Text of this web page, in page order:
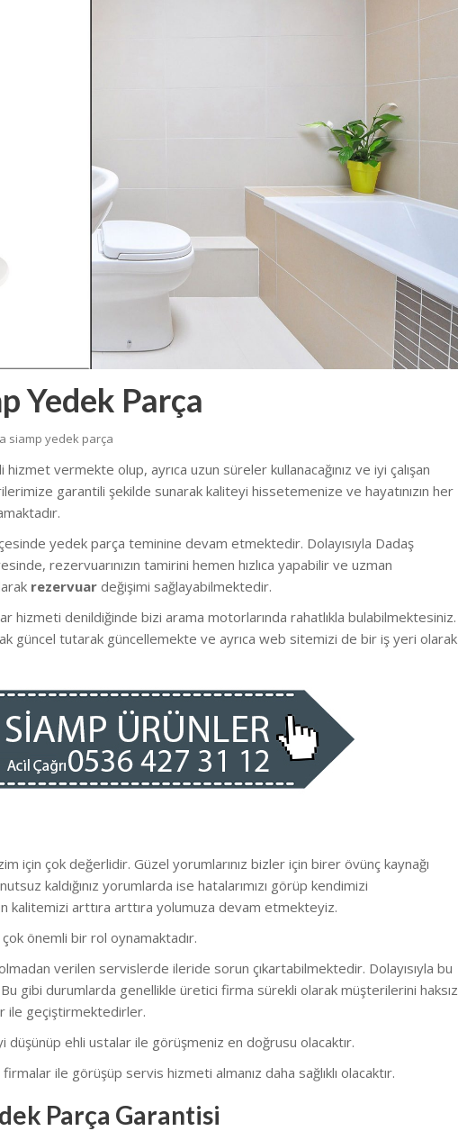
Yedek Parça
siamp yedek parça
hizmet vermekte olup, ayrıca uzun süreler kullanacağınız ve iyi çalışan
garantili şekilde sunarak kaliteyi hissetemenize ve hayatınızın her
yedek parça teminine devam etmektedir. Dolayısıyla Dadaş
rezervuarınızın tamirini hemen hızlıca yapabilir ve uzman
rezervuar değişimi sağlayabilmektedir.
hizmeti denildiğinde bizi arama motorlarında rahatlıkla bulabilmektesiniz.
güncel tutarak güncellemekte ve ayrıca web sitemizi de bir iş yeri olarak
için çok değerlidir. Güzel yorumlarınız bizler için birer övünç kaynağı
kaldığınız yorumlarda ise hatalarımızı görüp kendimizi
kalitemizi arttıra arttıra yolumuza devam etmekteyiz.
önemli bir rol oynamaktadır.
verilen servislerde ileride sorun çıkartabilmektedir. Dolayısıyla bu
gibi durumlarda genellikle üretici firma sürekli olarak müşterilerini haksız
ile geçiştirmektedirler.
düşünüp ehli ustalar ile görüşmeniz en doğrusu olacaktır.
ile görüşüp servis hizmeti almanız daha sağlıklı olacaktır.
Parça Garantisi